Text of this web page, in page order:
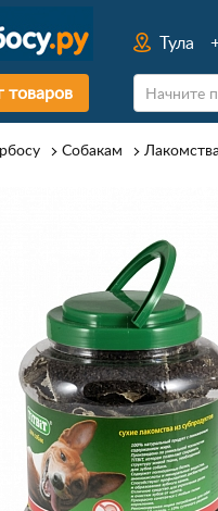
Тула
товаров
Собакам